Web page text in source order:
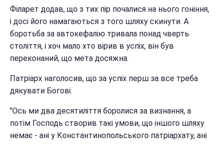
Філарет додав, що з тих пір почалися на нього гоніння,
і досі його намагаються з того шляху скинути. А
боротьба за автокефалію тривала понад чверть
століття, і хоч мало хто вірив в успіх, він був
переконаний, що мета досяжна.
Патріарх наголосив, що за успіх перш за все треба
дякувати Богові.
"Ось ми два десятиліття боролися за визнання, а
потім Господь створив такі умови, що іншого шляху
немає - ані у Константинопольського патріархату, ані